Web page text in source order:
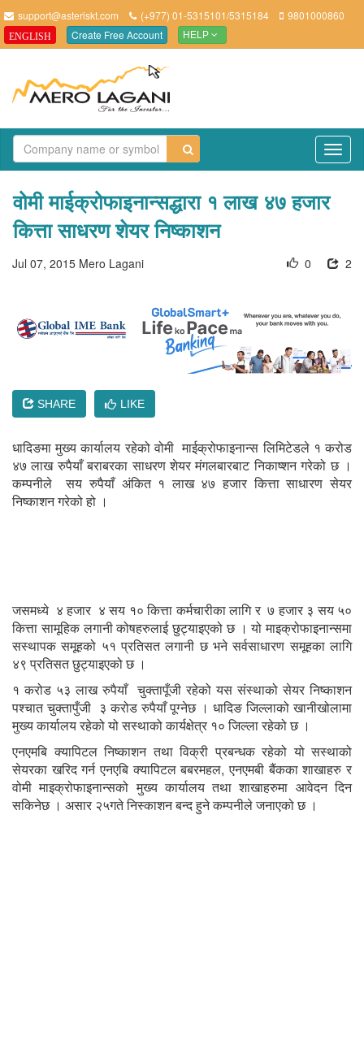
support@asteriskt.com (+977) 01-5315101/5315184 9801000860
ENGLISH Create Free Account HELP
वोमी माईक्रोफाइनान्सद्धारा १ लाख ४७ हजार
कित्ता साधरण शेयर निष्काशन
Jul 07, 2015 Mero Lagani 2
0
SHARE LIKE
धादिङमा मुख्य कार्यालय रहेको वोमी माईक्रोफाइनान्स लिमिटेडले १ करोड
४७ लाख रुपैयाँ बराबरका साधरण शेयर मंगलबारबाट निकाष्शन गरेको छ ।
कम्पनीले सय रुपैयाँ अंकित १ लाख ४७ हजार कित्ता साधारण सेयर
निष्काशन गरेको हो ।
जसमध्ये ४ हजार ४ सय १० कित्ता कर्मचारीका लागि र ७ हजार ३ सय ५०
कित्ता सामूहिक लगानी कोषहरुलाई छुट्याइएको छ । यो माइक्रोफाइनान्समा
सस्थापक समूहको ५१ प्रतिसत लगानी छ भने सर्वसाधारण समूहका लागि
४९ प्रतिसत छुट्याइएको छ ।
१ करोड ५३ लाख रुपैयाँ चुक्तापूँजी रहेको यस संस्थाको सेयर निष्काशन
पश्चात चुक्तापुँजी ३ करोड रुपैयाँ पूग्नेछ । धादिङ जिल्लाको खानीखोलामा
मुख्य कार्यालय रहेको यो सस्थाको कार्यक्षेत्र १० जिल्ला रहेको छ ।
एनएमबि क्यापिटल निष्काशन तथा विक्री प्रबन्धक रहेको यो सस्थाको
सेयरका खरिद गर्न एनएबि क्यापिटल बबरमहल, एनएमबी बैंकका शाखाहरु र
वोमी माइक्रोफाइनान्सको मुख्य कार्यालय तथा शाखाहरुमा आवेदन दिन
सकिनेछ । असार २५गते निस्काशन बन्द हुने कम्पनीले जनाएको छ ।